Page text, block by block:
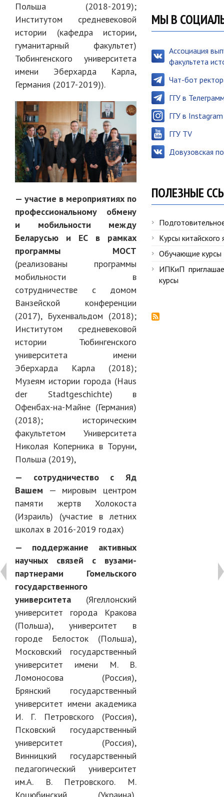
Польша (2018-2019);
Институтом средневековой
истории (кафедра истории,
гуманитарный факультет)
Тюбингенского университета
имени Эберхарда Карла,
Германия (2017-2019)).
— участие в мероприятиях по
профессиональному обмену
и мобильности между
Беларусью и ЕС в рамках
программы МОСТ
(реализованы программы
мобильности в
сотрудничестве с домом
Ванзейской конференции
(2017), Бухенвальдом (2018);
Институтом средневековой
истории Тюбингенского
университета имени
Эберхарда Карла (2018);
Музеям истории города (Haus
der Stadtgeschichte) в
Офенбах-на-Майне (Германия)
(2018); историческим
факультетом Университета
Николая Коперника в Торуни,
Польша (2019),
— сотрудничество с Яд
Вашем — мировым центром
памяти жертв Холокоста
(Израиль) (участие в летних
школах в 2016-2019 годах)
— поддержание активных
научных связей с вузами-
партнерами Гомельского
государственного
университета (Ягеллонский
университет города Кракова
(Польша), университет в
городе Белосток (Польша),
Московский государственный
университет имени М. В.
Ломоносова (Россия),
Брянский государственный
университет имени академика
И. Г. Петровского (Россия),
Псковский государственный
университет (Россия),
Винницкий государственный
педагогический университет
им.А. В. Петровского. М.
МЫ В
Ассоциация
факультета
Чат-бот
ГГУ в
ГГУ в Instagram
ГГУ TV
Довузовская
ПОЛЕЗНЫЕ
Курсы китайского
Обучающие
ИПКиП
курсы